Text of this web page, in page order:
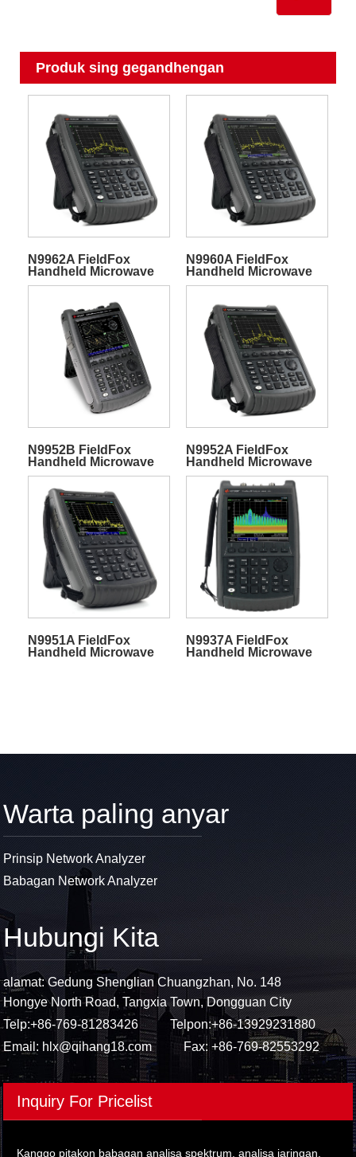
Produk sing gegandhengan
N9962A FieldFox
Handheld Microwave
Spectrum Analyzer
N9960A FieldFox
Handheld Microwave
Spectrum Analyzer
N9952B FieldFox
Handheld Microwave
Spectrum Analyzer
N9952A FieldFox
Handheld Microwave
Spectrum Analyzer
N9951A FieldFox
Handheld Microwave
N9937A FieldFox
Handheld Microwave
Warta paling anyar
Prinsip Network Analyzer
Babagan Network Analyzer
Hubungi Kita
alamat: Gedung Shenglian Chuangzhan, No. 148
Hongye North Road, Tangxia Town, Dongguan City
Telp:+86-769-81283426 Telpon:+86-13929231880
Email: hlx@qihang18.com Fax: +86-769-82553292
Inquiry For Pricelist
Kanggo pitakon babagan analisa spektrum, analisa jaringan,